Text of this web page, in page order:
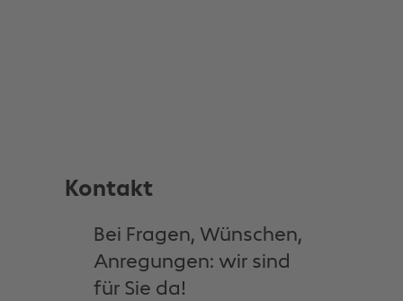
Kontakt
Bei Fragen, Wünschen,
Anregungen: wir sind
für Sie da!